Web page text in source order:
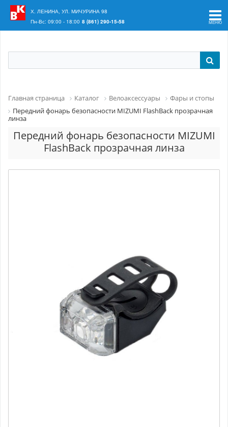
Ваш регион:
Х. ЛЕНИНА, УЛ. МИЧУРИНА 98
Пн-Вс: 09:00 - 18:00 8 (861) 290-15-58
Главная страница Каталог Велоаксессуары
Фары и стопы
Передний фонарь безопасности MIZUMI FlashBack прозрачная
линза
Передний фонарь безопасности MIZUMI
FlashBack прозрачная линза